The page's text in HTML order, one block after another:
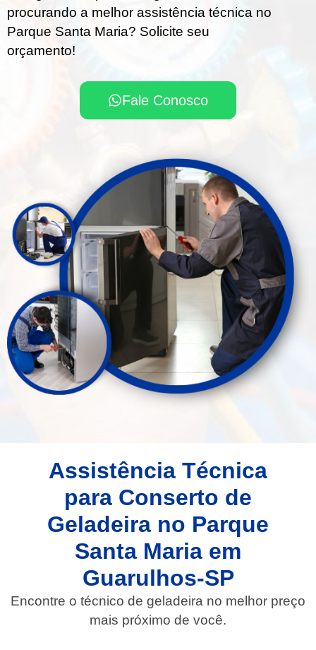
procurando a melhor assistência técnica no
Parque Santa Maria? Solicite seu
orçamento!
Fale Conosco
Assistência Técnica
para Conserto de
Geladeira no Parque
Santa Maria em
Guarulhos-SP
Encontre o técnico de geladeira no melhor preço
mais próximo de você.